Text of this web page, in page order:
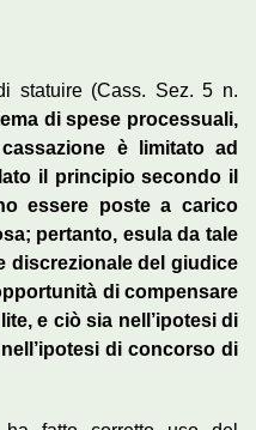
statuire (Cass. Sez. 5 n.
di spese processuali,
è limitato ad
il principio secondo il
essere poste a carico
pertanto, esula da tale
discrezionale del giudice
di compensare
e ciò sia nell’ipotesi di
di concorso di